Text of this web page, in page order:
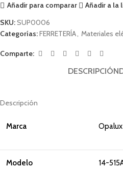
Añadir para comparar
Añadir a la
SKU:SUP0006
Categorías:FERRETERÍA Materiales
Comparte:
DESCRIPCIÓN
Descripción
Marca Opalux
Modelo 14-